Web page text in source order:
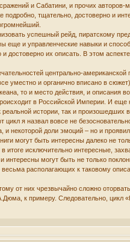
и Сабатини, и прочих авторов-
тщательно, достоверно и
успешный рейд, пиратскому
и управленческие навыки и
их описать. В этом
центрально-
уместно и органично вписано в
то и место действия, и описания
в Российской Империи. И
истории, так и
я назвал вовсе не
некоторой доли эмоций – но и
могут быть интересны далеко не
исключительно интересные,
могут быть не только
располагающих к таковому
от них чрезвычайно сложно
к примеру. Следовательно, цикл